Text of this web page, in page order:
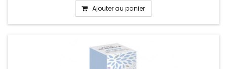
Ajouter au panier